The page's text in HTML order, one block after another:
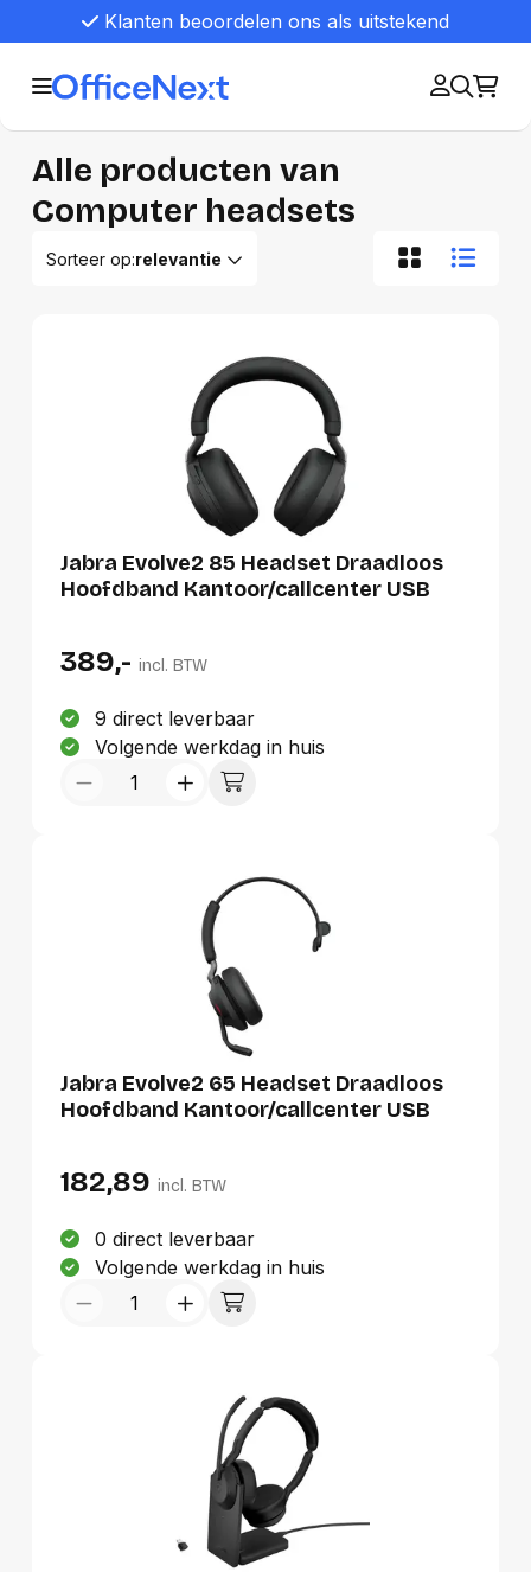
Klanten beoordelen ons als uitstekend
Alle producten van
Computer headsets
Sorteer op:relevantie
Goedkoopste eerst
Duurste eerst
Jabra Evolve2 85 Headset Draadloos
Hoofdband Kantoor/callcenter USB
389,- incl. BTW
9 direct leverbaar
Volgende werkdag in huis
Jabra Evolve2 65 Headset Draadloos
Hoofdband Kantoor/callcenter USB
182,89 incl. BTW
0 direct leverbaar
Volgende werkdag in huis